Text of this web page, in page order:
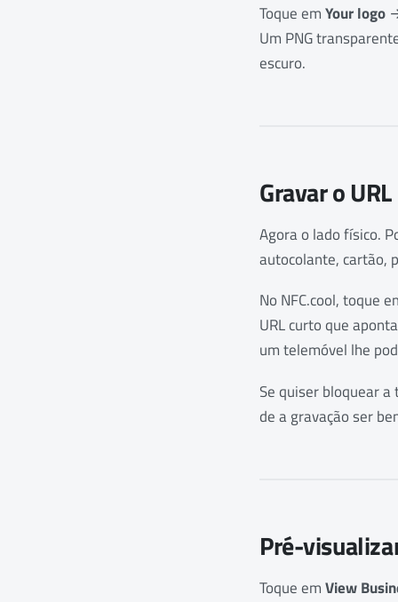
Toque emYour logo
Um PNG
escuro.
Gravar o
Agora o lado físico.
autocolante, cartão,
No NFC.cool, toque
URL curto que
um telemóvel lhe
Se quiser bloquear
de a gravação ser
Pré-
Toque emView